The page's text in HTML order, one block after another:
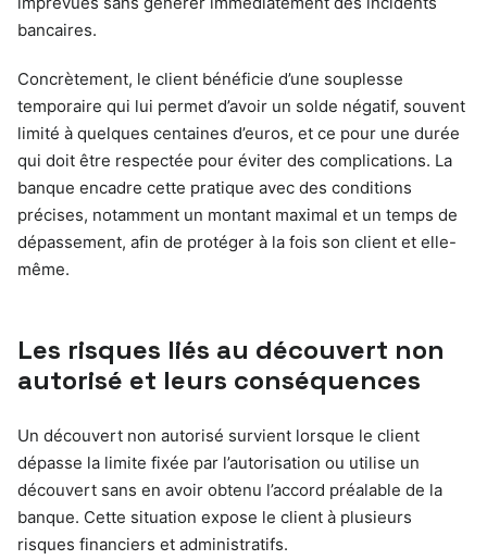
bancaires.
Concrètement, le client bénéficie d’une souplesse
temporaire qui lui permet d’avoir un solde négatif, souvent
limité à quelques centaines d’euros, et ce pour une durée
qui doit être respectée pour éviter des complications. La
banque encadre cette pratique avec des conditions
précises, notamment un montant maximal et un temps de
dépassement, afin de protéger à la fois son client et elle-
même.
Les risques liés au découvert non
autorisé et leurs conséquences
Un découvert non autorisé survient lorsque le client
dépasse la limite fixée par l’autorisation ou utilise un
découvert sans en avoir obtenu l’accord préalable de la
banque. Cette situation expose le client à plusieurs
risques financiers et administratifs.